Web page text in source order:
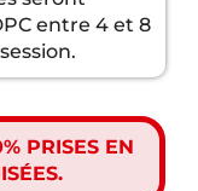
entre 4 et 8
PRISES EN